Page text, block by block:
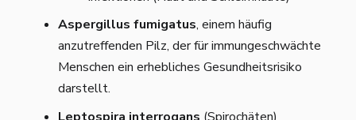
Aspergillus fumigatus, einem häufig
anzutreffenden Pilz, der für immungeschwächte
Menschen ein erhebliches Gesundheitsrisiko
darstellt.